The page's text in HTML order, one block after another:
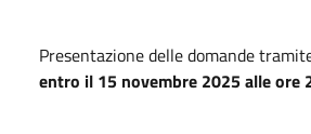
Presentazione delle domande
entro il 15 novembre 2025 alle ore